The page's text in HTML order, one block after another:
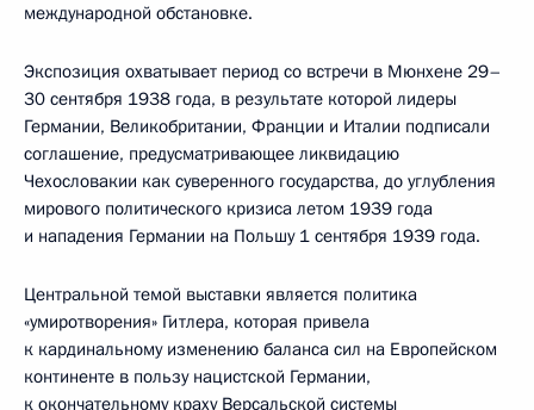
международной обстановке.
Экспозиция охватывает период со встречи в Мюнхене 29–
30 сентября 1938 года, в результате которой лидеры
Германии, Великобритании, Франции и Италии подписали
соглашение, предусматривающее ликвидацию
Чехословакии как суверенного государства, до углубления
мирового политического кризиса летом 1939 года
и нападения Германии на Польшу 1 сентября 1939 года.
Центральной темой выставки является политика
«умиротворения» Гитлера, которая привела
к кардинальному изменению баланса сил на Европейском
континенте в пользу нацистской Германии,
к окончательному краху Версальской системы